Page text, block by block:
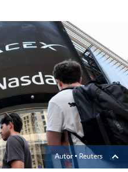
Autor ▪ Reuters